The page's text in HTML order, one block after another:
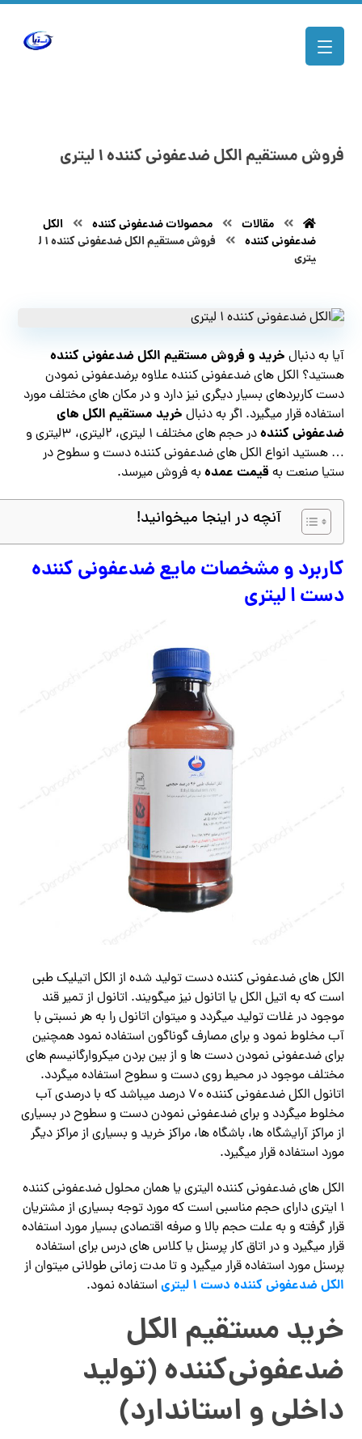
فروش مستقیم الکل ضدعفونی کننده ۱ لیتری
مقالات محصولات ضدعفونی کننده
الکل
ضدعفونی کننده
فروش مستقیم الکل ضدعفونی کننده ۱ ل
یتری
آیا به دنبال خرید و فروش مستقیم الکل ضدعفونی کننده
هستید؟ الکل های ضدعفونی کننده علاوه برضدعفونی نمودن
دست کاربردهای بسیار دیگری نیز دارد و در مکان های مختلف مورد
استفاده قرار میگیرد. اگر به دنبال خرید مستقیم الکل های
ضدعفونی کننده
در حجم های مختلف ۱ لیتری، ۲لیتری، ۳لیتری و
… هستید انواع الکل های ضدعفونی کننده دست و سطوح در
ستیا صنعت به قیمت عمده به فروش میرسد.
آنچه در اینجا میخوانید!
کاربرد و مشخصات مایع ضدعفونی کننده
دست ا لیتری
الکل های ضدعفونی کننده دست تولید شده از الکل اتیلیک طبی
است که به اتیل الکل یا اتانول نیز میگویند. اتانول از تمیر قند
موجود در غلات تولید میگردد و میتوان اتانول را به هر نسبتی با
آب مخلوط نمود و برای مصارف گوناگون استفاده نمود همچنین
برای ضدعفونی نمودن دست ها و از بین بردن میکروارگانیسم های
مختلف موجود در محیط روی دست و سطوح استفاده میگردد.
اتانول الکل ضدعفونی کننده ۷۰ درصد میباشد که با درصدی آب
مخلوط میگردد و برای ضدعفونی نمودن دست و سطوح در بسیاری
از مراکز آرایشگاه ها، باشگاه ها، مراکز خرید و بسیاری از مراکز دیگر
مورد استفاده قرار میگیرد.
الکل های ضدعفونی کننده الیتری یا همان محلول ضدعفونی کننده
۱ ایتری دارای حجم مناسبی است که مورد توجه بسیاری از مشتریان
قرار گرفته و به علت حجم بالا و صرفه اقتصادی بسیار مورد استفاده
قرار میگیرد و در اتاق کار پرسنل یا کلاس های درس برای استفاده
پرسنل مورد استفاده قرار میگیرد و تا مدت زمانی طولانی میتوان از
الکل ضدعفونی کننده دست ۱ لیتری استفاده نمود.
خرید مستقیم الکل
ضدعفونی‌کننده (تولید
داخلی و استاندارد)